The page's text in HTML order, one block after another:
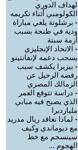
لهداف الدوري
الكولومبي أثناء تكريمه
- برشلونة يلغي مباراة
ودية في طنجة بسبب
أزمة سبتة
- الاتحاد الإنجليزي
يسحب دعمه لإنفانتينو
- بيزيرا يكشف سبب
رفضه الرحيل عن
الزمالك المصري
- دراسة تتوقع العمر
الذي يصبح فيه مبابي
مليارديرا
- لماذا تعاقد ريال مدريد
مع ديوماندي وكيف
سينسجم مع خط
الهجوم ...